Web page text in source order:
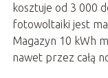
kosztuje od 3 000
fotowoltaiki jest
Magazyn 10 kWh
nawet przez całą